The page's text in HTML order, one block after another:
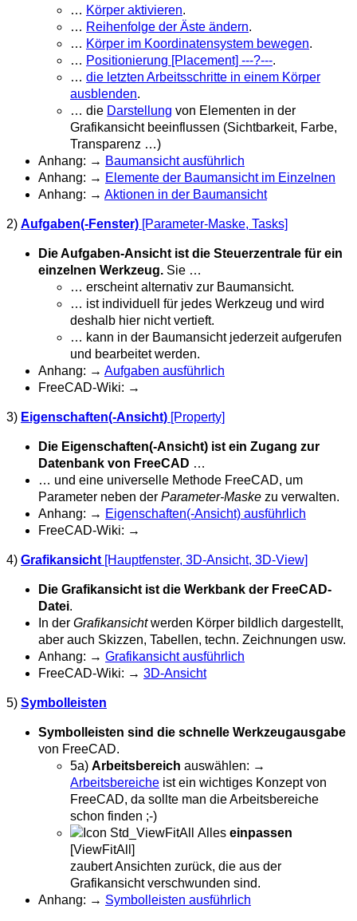
… Körper aktivieren.
… Reihenfolge der Äste ändern.
… Körper im Koordinatensystem bewegen.
… Positionierung [Placement] ---?---.
… die letzten Arbeitsschritte in einem Körper
ausblenden.
… die Darstellung von Elementen in der
Grafikansicht beeinflussen (Sichtbarkeit, Farbe,
Transparenz …)
Anhang: → Baumansicht ausführlich
Anhang: → Elemente der Baumansicht im Einzelnen
Anhang: → Aktionen in der Baumansicht
2) Aufgaben(-Fenster) [Parameter-Maske, Tasks]
Die Aufgaben-Ansicht ist die Steuerzentrale für ein
einzelnen Werkzeug. Sie …
… erscheint alternativ zur Baumansicht.
… ist individuell für jedes Werkzeug und wird
deshalb hier nicht vertieft.
… kann in der Baumansicht jederzeit aufgerufen
und bearbeitet werden.
Anhang: → Aufgaben ausführlich
FreeCAD-Wiki: →
3) Eigenschaften(-Ansicht) [Property]
Die Eigenschaften(-Ansicht) ist ein Zugang zur
Datenbank von FreeCAD …
… und eine universelle Methode FreeCAD, um
Parameter neben der Parameter-Maske zu verwalten.
Anhang: → Eigenschaften(-Ansicht) ausführlich
FreeCAD-Wiki: →
4) Grafikansicht [Hauptfenster, 3D-Ansicht, 3D-View]
Die Grafikansicht ist die Werkbank der FreeCAD-
Datei.
In der Grafikansichtwerden Körper bildlich dargestellt,
aber auch Skizzen, Tabellen, techn. Zeichnungen usw.
Anhang: → Grafikansicht ausführlich
FreeCAD-Wiki: → 3D-Ansicht
5) Symbolleisten
Symbolleisten sind die schnelle Werkzeugausgabe
von FreeCAD.
5a) Arbeitsbereich auswählen: →
Arbeitsbereiche ist ein wichtiges Konzept von
FreeCAD, da sollte man die Arbeitsbereiche
schon finden ;-)
Alles einpassen
[ViewFitAll]
zaubert Ansichten zurück, die aus der
Grafikansicht verschwunden sind.
Anhang: → Symbolleisten ausführlich